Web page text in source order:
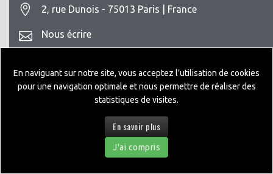
2, rue Dunois - 75013 Paris | France
Nous écrire
Mentions légales
© 2026 GEPPIA DESIGNED BY
En naviguant sur notre site, vous acceptez l’utilisation de cookies
pour une navigation optimale et nous permettre de réaliser des
statistiques de visites.
En savoir plus
J'ai compris